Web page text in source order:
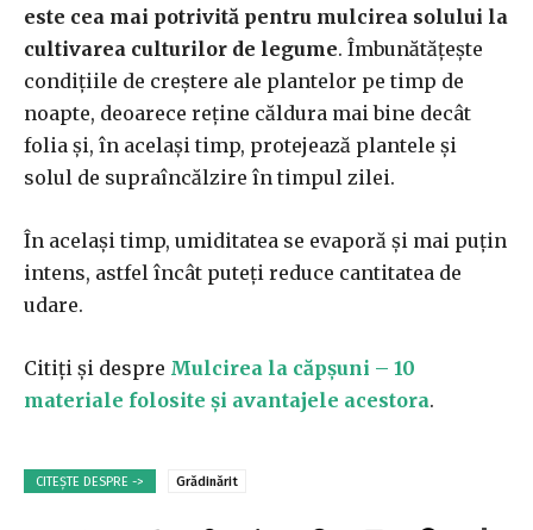
este cea mai potrivită pentru mulcirea solului la
cultivarea culturilor de legume. Îmbunătățește
condițiile de creștere ale plantelor pe timp de
noapte, deoarece reține căldura mai bine decât
folia și, în același timp, protejează plantele și
solul de supraîncălzire în timpul zilei.
În același timp, umiditatea se evaporă și mai puțin
intens, astfel încât puteți reduce cantitatea de
udare.
Citiți și despre Mulcirea la căpșuni – 10
materiale folosite și avantajele acestora.
CITEȘTE DESPRE -> Grădinărit